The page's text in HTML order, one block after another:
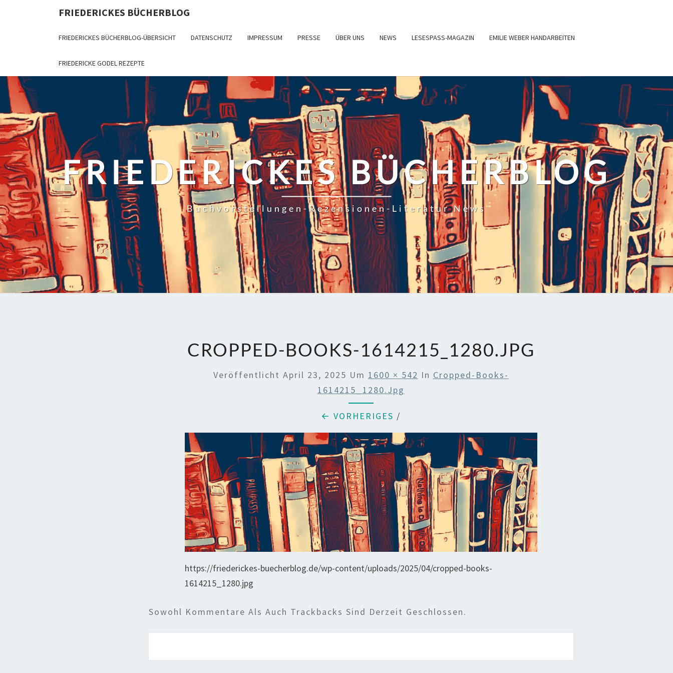
FRIEDERICKES BÜCHERBLOG
FRIEDERICKES BÜCHERBLOG-ÜBERSICHT DATENSCHUTZ IMPRESSUM PRESSE ÜBER UNS NEWS LESESPASS-MAGAZIN EMILIE WEBER HANDARBEITEN
FRIEDERICKE GODEL REZEPTE
FRIEDERICKES BÜCHERBLOG
Buchvorstellungen-Rezensionen-Literatur News
CROPPED-BOOKS-1614215_1280.JPG
Veröffentlicht April 23, 2025 Um 1600 × 542 In Cropped-Books-
1614215_1280.jpg
← VORHERIGES /
https://friederickes-buecherblog.de/wp-content/uploads/2025/04/cropped-books-
1614215_1280.jpg
Sowohl Kommentare Als Auch Trackbacks Sind Derzeit Geschlossen.